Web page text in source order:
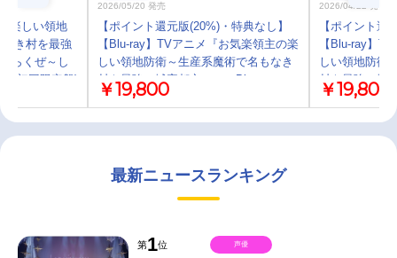
楽しい領地
き村を最強
らくぜ～し
(初回限定盤)
2026/05/20 発売
【ポイント還元版(20%)・特典なし】
【Blu-ray】TVアニメ『お気楽領主の楽
しい領地防衛～生産系魔術で名もなき
村を最強の城塞都市に～』Blu-ray
Vol.2
￥19,800
2026/04/22 発売
【ポイント還
【Blu-ray】
しい領地防衛
村を最強の城
Vol.1
￥19,800
最新ニュースランキング
第1位 声優